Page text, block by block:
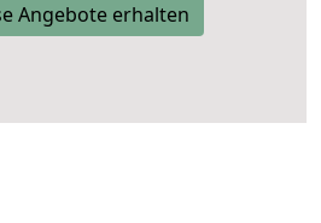
Angebote erhalten